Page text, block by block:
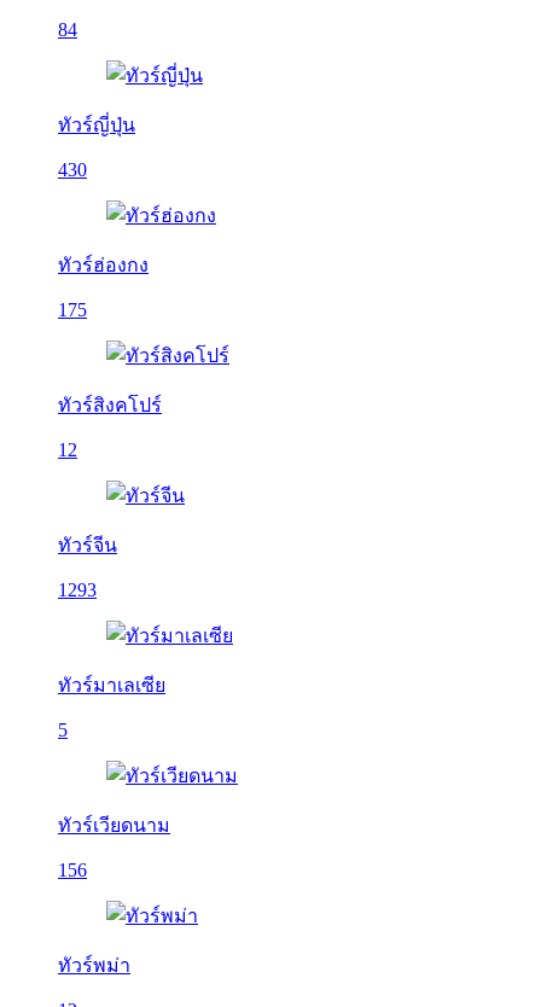
84
ทัวร์ญี่ปุ่น
430
ทัวร์ฮ่องกง
175
ทัวร์สิงคโปร์
12
ทัวร์จีน
1293
ทัวร์มาเลเซีย
5
ทัวร์เวียดนาม
156
ทัวร์พม่า